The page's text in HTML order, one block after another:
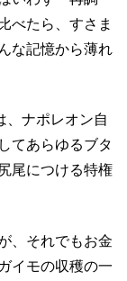
べたら、すさま
な記憶から薄れ
、ナポレオン自
てあらゆるブタ
尾につける特権
、それでもお金
イモの収穫の一